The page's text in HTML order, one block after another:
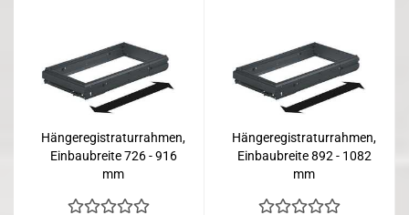
Hängeregistraturrahmen,
Einbaubreite 726 - 916
mm
Hängeregistraturrahmen,
Einbaubreite 892 - 1082
mm